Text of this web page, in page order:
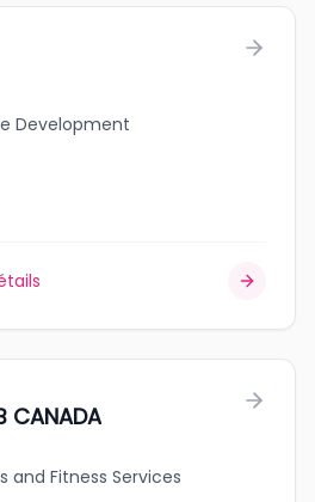
Development
CANADA
and Fitness Services